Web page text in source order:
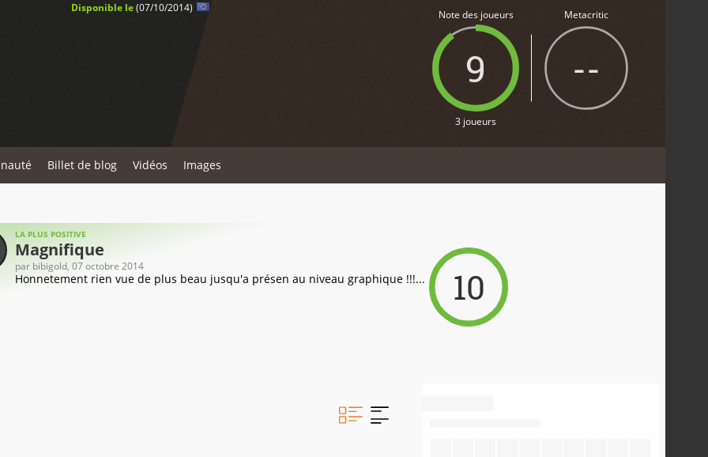
Disponible le(07/10/2014)
Note des joueurs
9
3 joueurs
Metacritic
--
Billet de blog Vidéos Images
LA PLUS POSITIVE
Magnifique
par bibigold, 07 octobre 2014
Honnetement rien vue de plus beau jusqu'a présen au niveau graphique !!!... 10